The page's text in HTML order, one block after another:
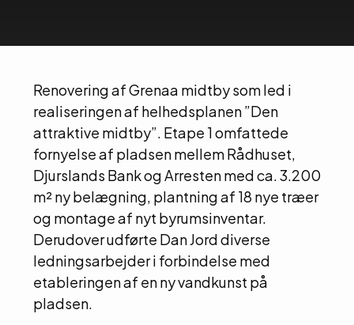
Renovering af Grenaa midtby som led i
realiseringen af helhedsplanen ”Den
attraktive midtby”. Etape 1 omfattede
fornyelse af pladsen mellem Rådhuset,
Djurslands Bank og Arresten med ca. 3.200
m² ny belægning, plantning af 18 nye træer
og montage af nyt byrumsinventar.
Derudover udførte Dan Jord diverse
ledningsarbejder i forbindelse med
etableringen af en ny vandkunst på
pladsen.